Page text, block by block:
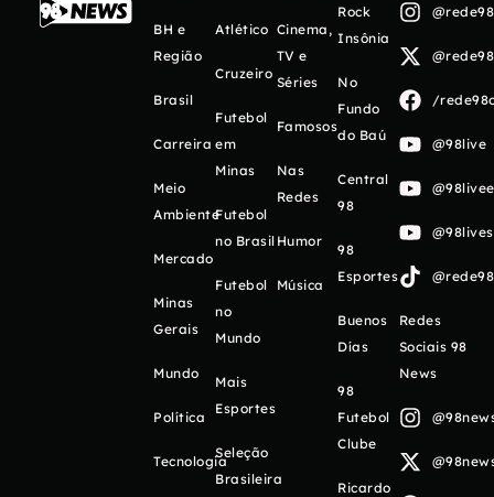
BH e
Região
Brasil
Carreira
Meio
Ambiente
Mercado
Minas
Gerais
Mundo
Política
Tecnologia
Atlético
Cruzeiro
Futebol
em
Minas
Futebol
no Brasil
Futebol
no
Mundo
Mais
Esportes
Seleção
Brasileira
Cinema,
TV e
Séries
Famosos
Nas
Redes
Humor
Música
Rock
Insônia
No
Fundo
do Baú
Central
98
98
Esportes
Buenos
Días
98
Futebol
Clube
Ricardo
/
@98live
Redes
Sociais 98
News